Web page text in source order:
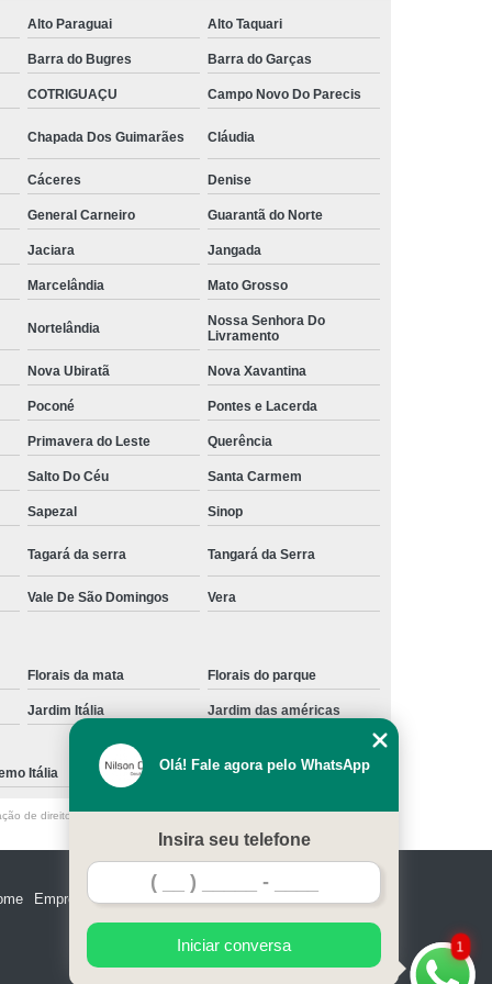
Alto Paraguai Alto Taquari
Barra do Bugres Barra do Garças
COTRIGUAÇU Campo Novo Do Parecis
Chapada Dos Guimarães Cláudia
Cáceres Denise
General Carneiro Guarantã do Norte
Jaciara Jangada
Marcelândia Mato Grosso
Nortelândia
Nossa Senhora Do
Livramento
Nova Ubiratã Nova Xavantina
Poconé Pontes e Lacerda
Primavera do Leste Querência
Salto Do Céu Santa Carmem
Sapezal Sinop
Tagará da serra Tangará da Serra
Vale De São Domingos Vera
Florais da mata Florais do parque
Jardim Itália Jardim das américas
Itália
de direito autoral – artigo 184 do Código Penal –Lei 9610/98 - Lei de
Empresa Serviços
1
Olá! Fale agora pelo WhatsApp
Insira seu telefone
Iniciar conversa